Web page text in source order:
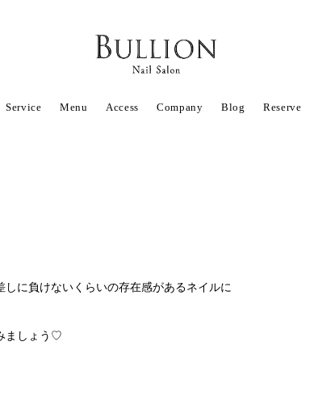
Service Menu Access Company Blog Reserve
に負けないくらいの存在感があるネイルに
ましょう♡